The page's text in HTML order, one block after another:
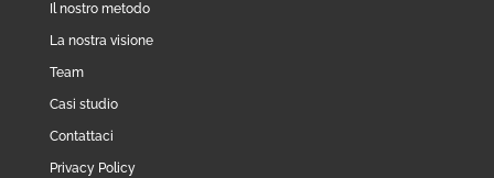
Il nostro metodo
La nostra visione
Team
Casi studio
Contattaci
Privacy Policy